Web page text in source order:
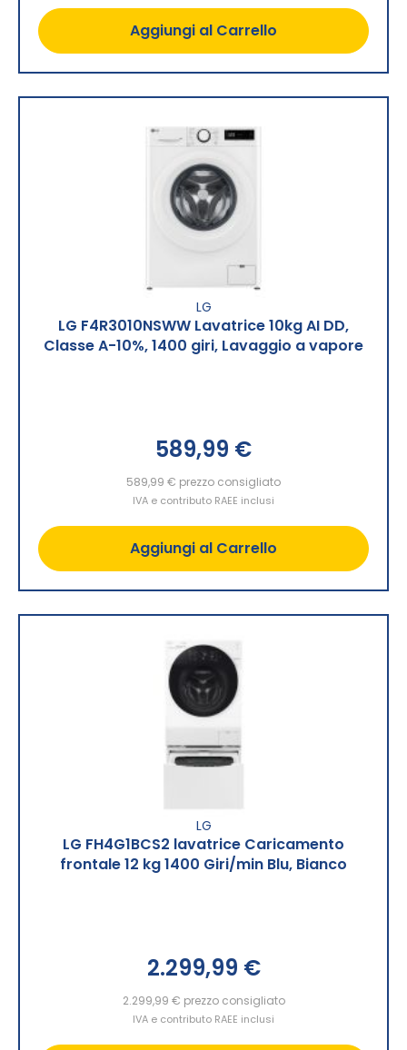
Aggiungi al Carrello
LG
LG F4R3010NSWW Lavatrice 10kg AI DD,
Classe A-10%, 1400 giri, Lavaggio a vapore
589,99 €
589,99 € prezzo consigliato
IVA e contributo RAEE inclusi
Aggiungi al Carrello
LG
LG FH4G1BCS2 lavatrice Caricamento
frontale 12 kg 1400 Giri/min Blu, Bianco
2.299,99 €
2.299,99 € prezzo consigliato
IVA e contributo RAEE inclusi